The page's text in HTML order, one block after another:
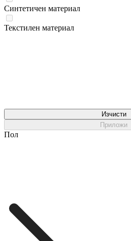
Синтетичен материал
Текстилен материал
Изчисти
Приложи
Пол